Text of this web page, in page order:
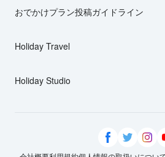
おでかけプラン投稿ガイドライン
Holiday Travel
Holiday Studio